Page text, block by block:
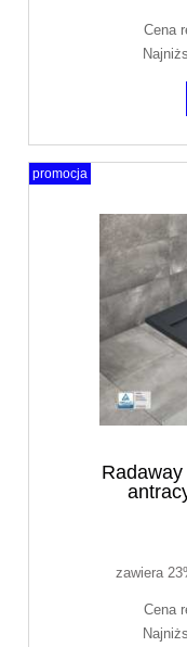
Cena
zawiera
Cena
promocja